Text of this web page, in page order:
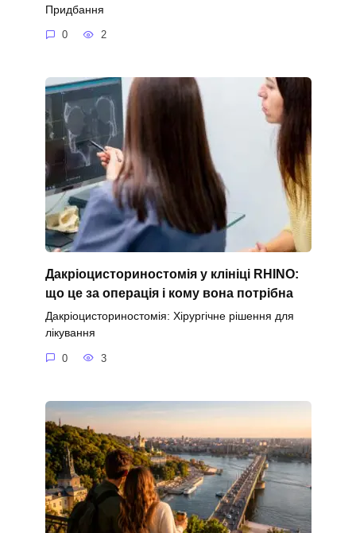
Придбання
0 2
Дакріоцисториностомія у клініці RHINO:
що це за операція і кому вона потрібна
Дакріоцисториностомія: Хірургічне рішення для
лікування
0 3